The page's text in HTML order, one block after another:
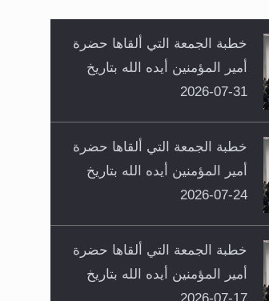
خطبة الجمعة التي ألقاها حضرة
أمير المؤمنين أيده الله بتاريخ
31-07-2026
خطبة الجمعة التي ألقاها حضرة
أمير المؤمنين أيده الله بتاريخ
24-07-2026
خطبة الجمعة التي ألقاها حضرة
أمير المؤمنين أيده الله بتاريخ
17-07-2026